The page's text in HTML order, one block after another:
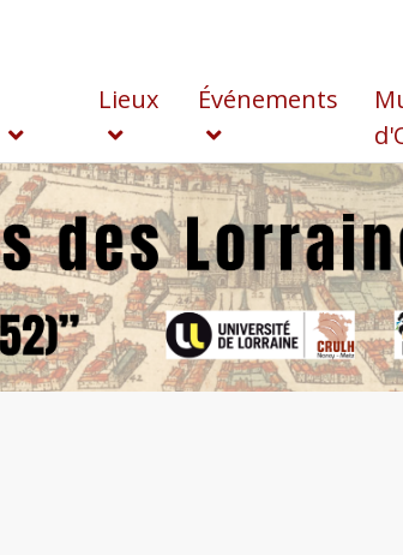
Lieux Événements